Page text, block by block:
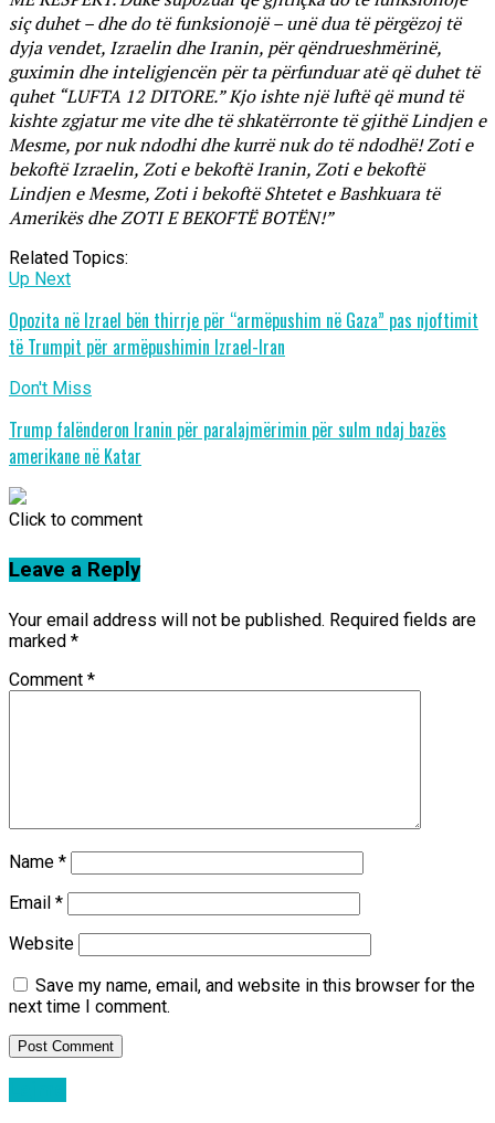
siç duhet – dhe do të funksionojë – unë dua të përgëzoj të
dyja vendet, Izraelin dhe Iranin, për qëndrueshmërinë,
guximin dhe inteligjencën për ta përfunduar atë që duhet të
quhet “LUFTA 12 DITORE.” Kjo ishte një luftë që mund të
kishte zgjatur me vite dhe të shkatërronte të gjithë Lindjen e
Mesme, por nuk ndodhi dhe kurrë nuk do të ndodhë! Zoti e
bekoftë Izraelin, Zoti e bekoftë Iranin, Zoti e bekoftë
Lindjen e Mesme, Zoti i bekoftë Shtetet e Bashkuara të
Amerikës dhe ZOTI E BEKOFTË BOTËN!”
Related Topics:
Up Next
Opozita në Izrael bën thirrje për “armëpushim në Gaza” pas njoftimit
të Trumpit për armëpushimin Izrael-Iran
Don't Miss
Trump falënderon Iranin për paralajmërimin për sulm ndaj bazës
amerikane në Katar
Click to comment
Leave a Reply
Your email address will not be published. Required fields are
marked *
Comment *
Name *
Email *
Website
Save my name, email, and website in this browser for the
next time I comment.